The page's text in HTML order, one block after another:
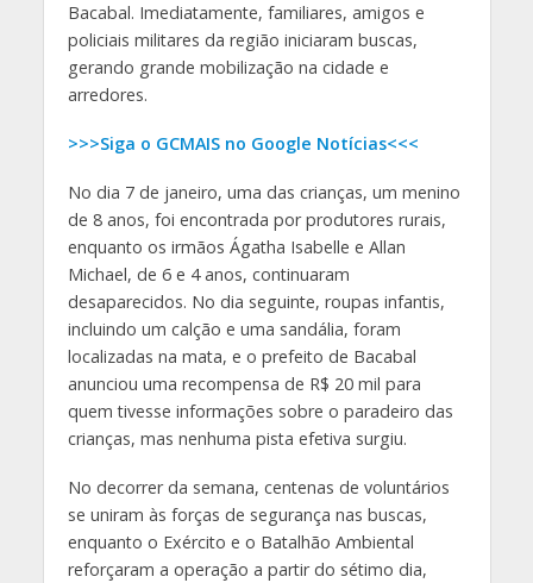
Bacabal. Imediatamente, familiares, amigos e
policiais militares da região iniciaram buscas,
gerando grande mobilização na cidade e
arredores.
>>>Siga o GCMAIS no Google Notícias<<<
No dia 7 de janeiro, uma das crianças, um menino
de 8 anos, foi encontrada por produtores rurais,
enquanto os irmãos Ágatha Isabelle e Allan
Michael, de 6 e 4 anos, continuaram
desaparecidos. No dia seguinte, roupas infantis,
incluindo um calção e uma sandália, foram
localizadas na mata, e o prefeito de Bacabal
anunciou uma recompensa de R$ 20 mil para
quem tivesse informações sobre o paradeiro das
crianças, mas nenhuma pista efetiva surgiu.
No decorrer da semana, centenas de voluntários
se uniram às forças de segurança nas buscas,
enquanto o Exército e o Batalhão Ambiental
reforçaram a operação a partir do sétimo dia,